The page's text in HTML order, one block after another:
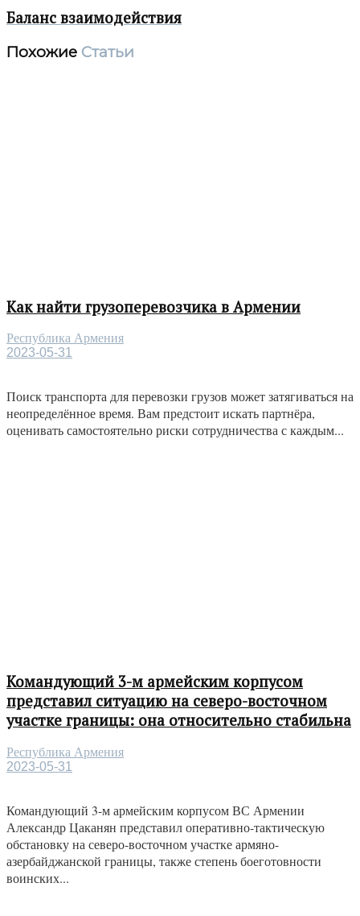
Баланс взаимодействия
Похожие Статьи
Как найти грузоперевозчика в Армении
Республика Армения
2023-05-31
Поиск транспорта для перевозки грузов может затягиваться на
неопределённое время. Вам предстоит искать партнёра,
оценивать самостоятельно риски сотрудничества с каждым...
Командующий 3-м армейским корпусом
представил ситуацию на северо-восточном
участке границы: она относительно стабильна
Республика Армения
2023-05-31
Командующий 3-м армейским корпусом ВС Армении
Александр Цаканян представил оперативно-тактическую
обстановку на северо-восточном участке армяно-
азербайджанской границы, также степень боеготовности
воинских...